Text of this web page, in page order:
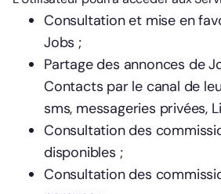
Consultation et mise en
Jobs ;
Partage des annonces de
Contacts par le canal de
sms, messageries privées,
Consultation des
disponibles ;
Consultation des